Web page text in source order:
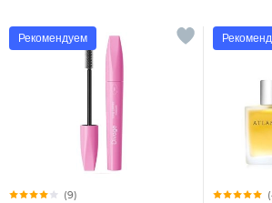
Рекомендуем
(9)